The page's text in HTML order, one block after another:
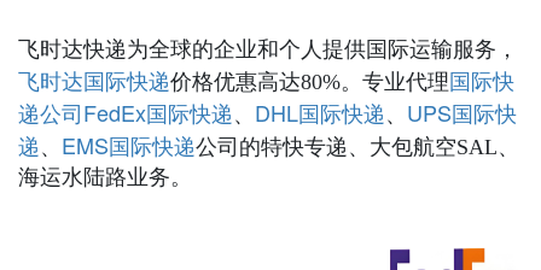
飞时达快递为全球的企业和个人提供国际运输服务，
飞时达国际快递价格优惠高达80%。专业代理国际快
递公司FedEx国际快递 、 DHL国际快递 、 UPS国际快
递 、 EMS国际快递公司的特快专递、大包航空SAL、
海运水陆路业务。